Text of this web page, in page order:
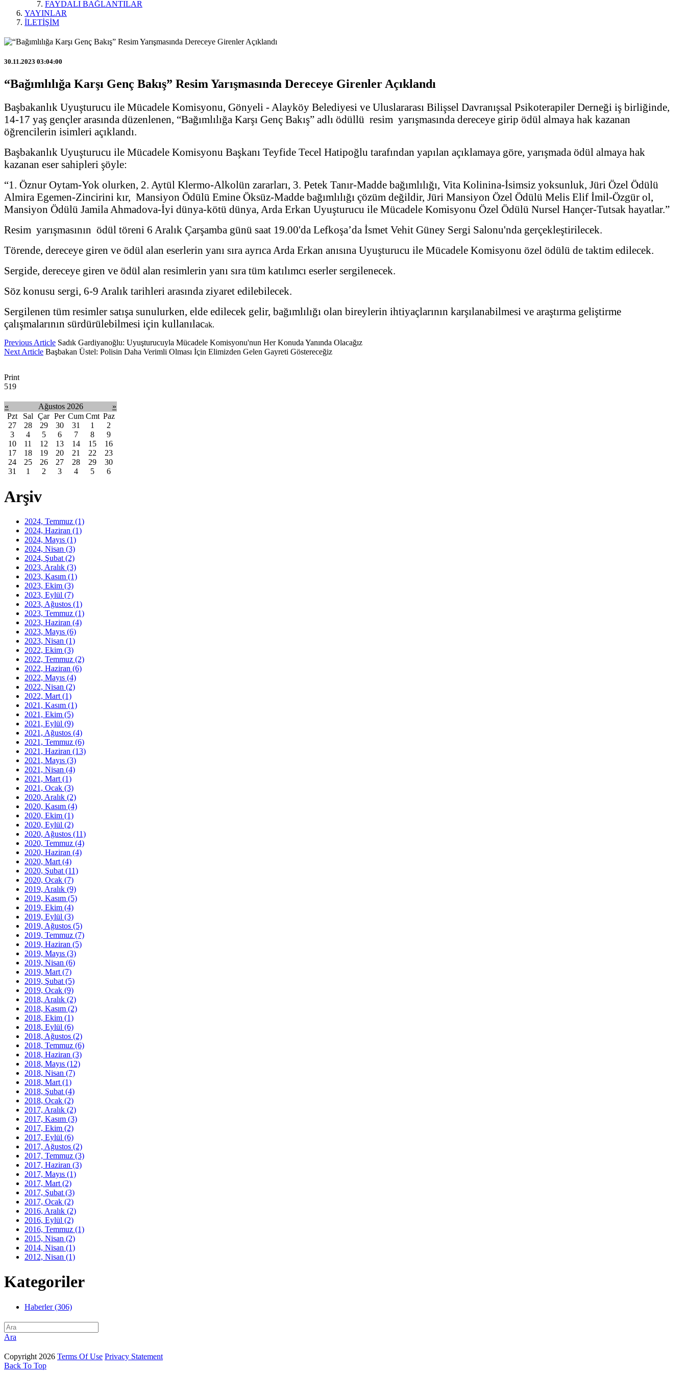
FAYDALI BAĞLANTILAR
YAYINLAR
İLETİŞİM
30.11.2023 03:04:00
“Bağımlılığa Karşı Genç Bakış” Resim Yarışmasında Dereceye Girenler Açıklandı
Başbakanlık Uyuşturucu ile Mücadele Komisyonu, Gönyeli - Alayköy Belediyesi ve Uluslararası Bilişsel Davranışsal Psikoterapiler Derneği iş birliğinde,
14-17 yaş gençler arasında düzenlenen, “Bağımlılığa Karşı Genç Bakış” adlı ödüllü resim yarışmasında dereceye girip ödül almaya hak kazanan
öğrencilerin isimleri açıklandı.
Başbakanlık Uyuşturucu ile Mücadele Komisyonu Başkanı Teyfide Tecel Hatipoğlu tarafından yapılan açıklamaya göre, yarışmada ödül almaya hak
kazanan eser sahipleri şöyle:
“1. Öznur Oytam-Yok olurken, 2. Aytül Klermo-Alkolün zararları, 3. Petek Tanır-Madde bağımlılığı, Vita Kolinina-İsimsiz yoksunluk, Jüri Özel Ödülü
Almira Egemen-Zincirini kır, Mansiyon Ödülü Emine Öksüz-Madde bağımlılığı çözüm değildir, Jüri Mansiyon Özel Ödülü Melis Elif İmil-Özgür ol,
Mansiyon Ödülü Jamila Ahmadova-İyi dünya-kötü dünya, Arda Erkan Uyuşturucu ile Mücadele Komisyonu Özel Ödülü Nursel Hançer-Tutsak hayatlar.”
Resim yarışmasının ödül töreni 6 Aralık Çarşamba günü saat 19.00'da Lefkoşa’da İsmet Vehit Güney Sergi Salonu'nda gerçekleştirilecek.
Törende, dereceye giren ve ödül alan eserlerin yanı sıra ayrıca Arda Erkan anısına Uyuşturucu ile Mücadele Komisyonu özel ödülü de taktim edilecek.
Sergide, dereceye giren ve ödül alan resimlerin yanı sıra tüm katılımcı eserler sergilenecek.
Söz konusu sergi, 6-9 Aralık tarihleri arasında ziyaret edilebilecek.
Sergilenen tüm resimler satışa sunulurken, elde edilecek gelir, bağımlılığı olan bireylerin ihtiyaçlarının karşılanabilmesi ve araştırma geliştirme
çalışmalarının sürdürülebilmesi için kullanılacak.
Previous Article Sadık Gardiyanoğlu: Uyuşturucuyla Mücadele Komisyonu'nun Her Konuda Yanında Olacağız
Next Article Başbakan Üstel: Polisin Daha Verimli Olması İçin Elimizden Gelen Gayreti Göstereceğiz
Print
519
« Ağustos 2026
»
Pzt
Sal Çar Per Cum Cmt Paz
27
28 29 30 31 1
2
3
4 5 6 7 8
9
10
11 12 13 14 15
16
17
18 19 20 21 22
23
24
25 26 27 28 29
30
31
1 2 3 4 5 6
Arşiv
2024, Temmuz (1)
2024, Haziran (1)
2024, Mayıs (1)
2024, Nisan (3)
2024, Şubat (2)
2023, Aralık (3)
2023, Kasım (1)
2023, Ekim (3)
2023, Eylül (7)
2023, Ağustos (1)
2023, Temmuz (1)
2023, Haziran (4)
2023, Mayıs (6)
2023, Nisan (1)
2022, Ekim (3)
2022, Temmuz (2)
2022, Haziran (6)
2022, Mayıs (4)
2022, Nisan (2)
2022, Mart (1)
2021, Kasım (1)
2021, Ekim (5)
2021, Eylül (9)
2021, Ağustos (4)
2021, Temmuz (6)
2021, Haziran (13)
2021, Mayıs (3)
2021, Nisan (4)
2021, Mart (1)
2021, Ocak (3)
2020, Aralık (2)
2020, Kasım (4)
2020, Ekim (1)
2020, Eylül (2)
2020, Ağustos (11)
2020, Temmuz (4)
2020, Haziran (4)
2020, Mart (4)
2020, Şubat (11)
2020, Ocak (7)
2019, Aralık (9)
2019, Kasım (5)
2019, Ekim (4)
2019, Eylül (3)
2019, Ağustos (5)
2019, Temmuz (7)
2019, Haziran (5)
2019, Mayıs (3)
2019, Nisan (6)
2019, Mart (7)
2019, Şubat (5)
2019, Ocak (9)
2018, Aralık (2)
2018, Kasım (2)
2018, Ekim (1)
2018, Eylül (6)
2018, Ağustos (2)
2018, Temmuz (6)
2018, Haziran (3)
2018, Mayıs (12)
2018, Nisan (7)
2018, Mart (1)
2018, Şubat (4)
2018, Ocak (2)
2017, Aralık (2)
2017, Kasım (3)
2017, Ekim (2)
2017, Eylül (6)
2017, Ağustos (2)
2017, Temmuz (3)
2017, Haziran (3)
2017, Mayıs (1)
2017, Mart (2)
2017, Şubat (3)
2017, Ocak (2)
2016, Aralık (2)
2016, Eylül (2)
2016, Temmuz (1)
2015, Nisan (2)
2014, Nisan (1)
2012, Nisan (1)
Kategoriler
Haberler (306)
Ara
Copyright 2026 Terms Of Use Privacy Statement
Back To Top